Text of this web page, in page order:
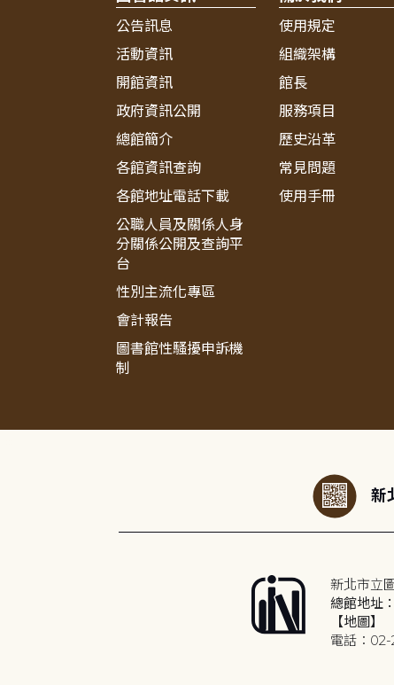
公告訊息
活動資訊
開館資訊
政府資訊公開
總館簡介
各館資訊查詢
各館地址電話下載
公職人員及關係人身
分關係公開及查詢平
台
性別主流化專區
會計報告
圖書館性騷擾申訴機
制
使用規定
組織架構
館長
服務項目
歷史沿革
常見問題
使用手冊
新
新北市立
總館地址
【地圖】
電話：